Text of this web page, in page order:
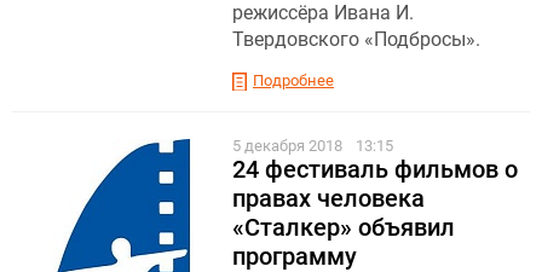
режиссёра Ивана И.
Твердовского «Подбросы».
Подробнее
5 декабря 2018 13:15
24 фестиваль фильмов о
правах человека
«Сталкер» объявил
программу